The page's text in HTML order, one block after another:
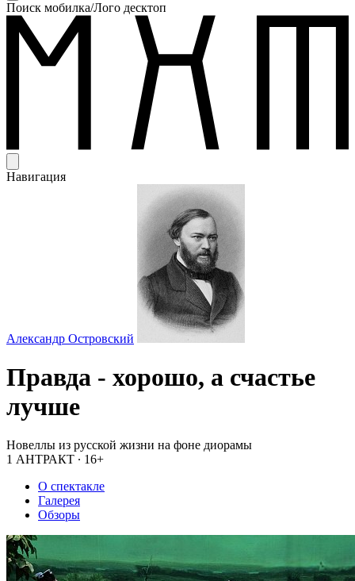
Поиск мобилка/Лого десктоп
Навигация
Александр Островский
Правда - хорошо, а счастье
лучше
Новеллы из русской жизни на фоне диорамы
1 АНТРАКТ ∙ 16+
О спектакле
Галерея
Обзоры